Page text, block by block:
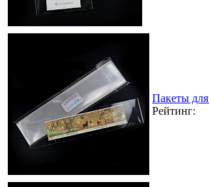
Пакеты
Рейтинг: